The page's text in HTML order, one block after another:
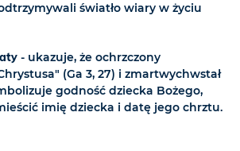
światło wiary w życiu
- ukazuje, że ochrzczony
(Ga 3, 27) i zmartwychwstał
godność dziecka Bożego,
imię dziecka i datę jego chrztu.